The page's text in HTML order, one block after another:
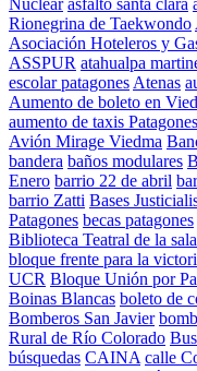
Nuclear asfalto santa clara
Rionegrina de Taekwondo
Asociación Hoteleros y
ASSPUR atahualpa
escolar patagones Atenas
Aumento de boleto en
aumento de taxis Patagones
Avión Mirage Viedma
bandera baños modulares
Enero barrio 22 de abril
barrio Zatti Bases
Patagones becas patagones
Biblioteca Teatral de la
bloque frente para la
UCR Bloque Unión por
Boinas Blancas boleto de
Bomberos San Javier
Rural de Río Colorado
búsquedas CAINA calle